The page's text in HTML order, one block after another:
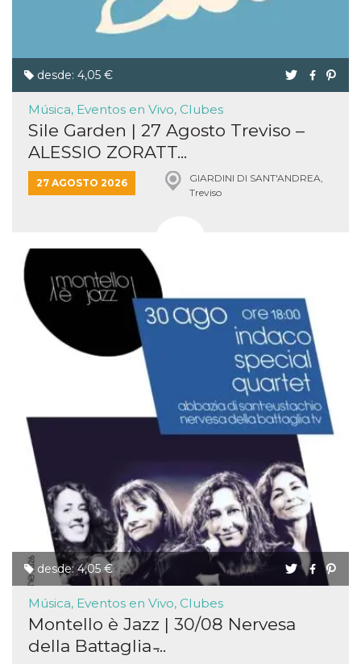
desde: 4,05 €
Música, Eventos en Vivo, Clubes
Sile Garden | 27 Agosto Treviso –
ALESSIO ZORATT...
27 AGOSTO 2026
GIARDINI DI SANT'ANDREA,
Treviso
desde: 4,05 €
Música, Eventos en Vivo, Clubes
Montello è Jazz | 30/08 Nervesa
della Battaglia ̵...